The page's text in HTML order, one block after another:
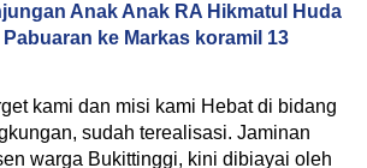
Anak Anak RA Hikmatul Huda
ke Markas koramil 13
kami dan misi kami Hebat di bidang
sudah terealisasi. Jaminan
warga Bukittinggi, kini dibiayai oleh